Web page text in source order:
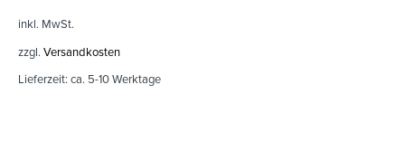
inkl. MwSt.
zzgl. Versandkosten
Lieferzeit: ca. 5-10 Werktage